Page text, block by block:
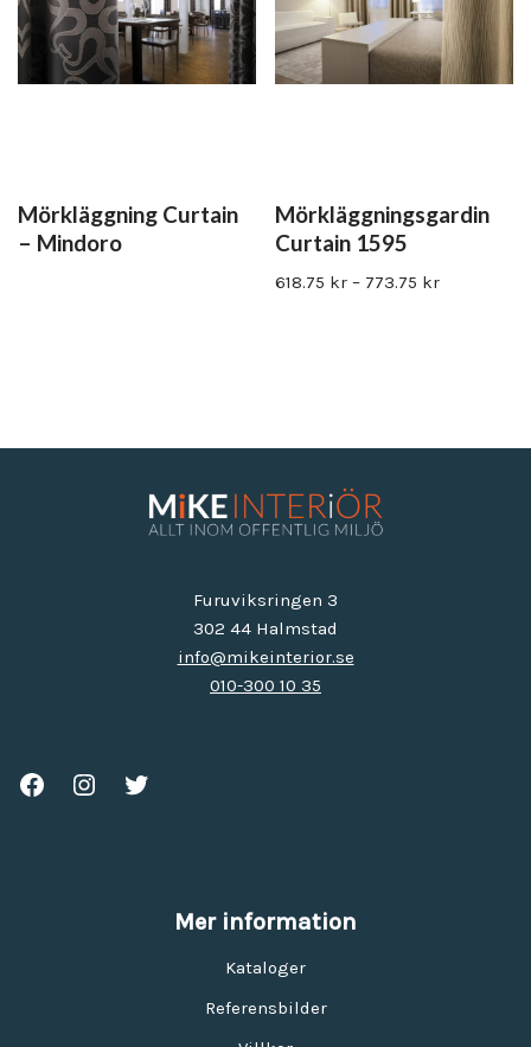
Mörkläggning Curtain
– Mindoro
Mörkläggningsgardin
Curtain 1595
618.75 kr – 773.75 kr
Furuviksringen 3
302 44 Halmstad
info@mikeinterior.se
010-300 10 35
Mer information
Kataloger
Referensbilder